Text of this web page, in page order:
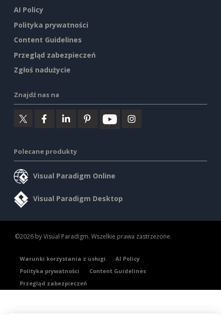
AI Policy
Polityka prywatności
Content Guidelines
Przegląd zabezpieczeń
Zgłoś nadużycie
Znajdź nas na
Polecane produkty
Visual Paradigm Online
Visual Paradigm Desktop
©2026 by Visual Paradigm. Wszelkie prawa zastrzeżone.
Warunki korzystania z usługi
AI Policy
Polityka prywatności
Content Guidelines
Przegląd zabezpieczeń